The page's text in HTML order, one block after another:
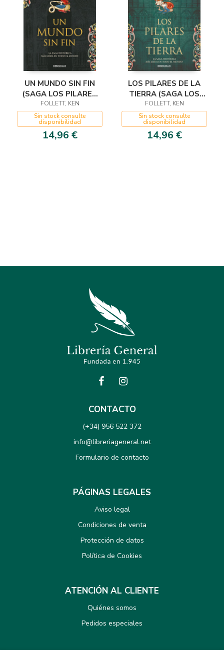
UN MUNDO SIN FIN
(SAGA LOS PILARES
DE LA TIERRA 2)
FOLLETT, KEN
Sin stock consulte
disponibilidad
14,96 €
LOS PILARES DE LA
TIERRA (SAGA LOS
PILARES DE LA TIERRA
1)
FOLLETT, KEN
Sin stock consulte
disponibilidad
14,96 €
CONTACTO
(+34) 956 522 372
info@libreriageneral.net
Formulario de contacto
PÁGINAS LEGALES
Aviso legal
Condiciones de venta
Protección de datos
Política de Cookies
ATENCIÓN AL CLIENTE
Quiénes somos
Pedidos especiales